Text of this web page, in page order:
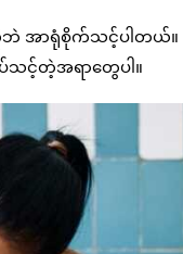
အာရုံစိုက်သင့်ပါတယ်
သင့်တဲ့အရာတွေပါ။